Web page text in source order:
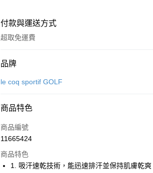
付款與運送方式
超取免運費
付款方式
信用卡一次付款
Apple Pay
街口支付
品牌
le coq sportif GOLF
商品特色
商品編號
11665424
商品特色
1. 吸汗速乾技術，能迅速排汗並保持肌膚乾